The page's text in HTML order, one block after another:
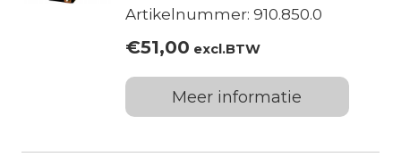
Artikelnummer: 910.850.0
€51,00 excl.BTW
Meer informatie